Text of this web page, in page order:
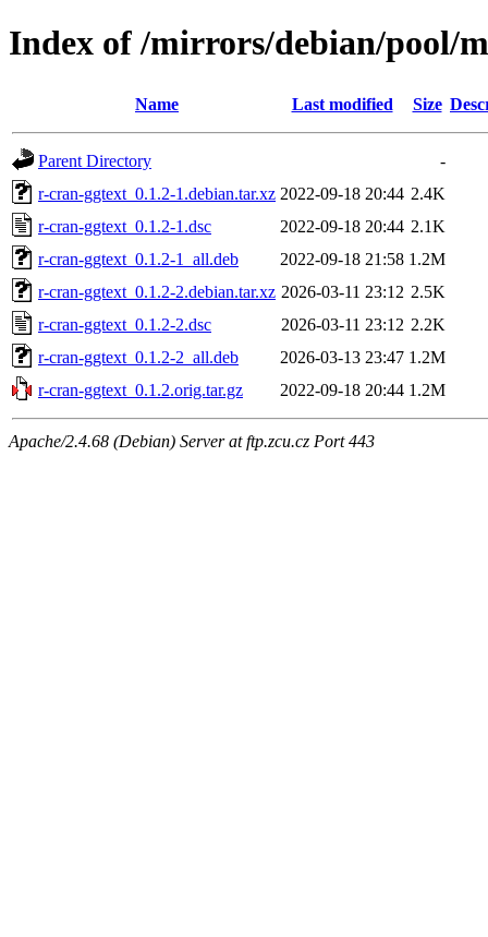
Index of /mirrors/debian/pool/
Name Last modified Size
Parent Directory
-
r-cran-ggtext_0.1.2-1.debian.tar.xz 2022-09-18 20:44 2.4K
r-cran-ggtext_0.1.2-1.dsc
2022-09-18 20:44 2.1K
r-cran-ggtext_0.1.2-1_all.deb
2022-09-18 21:58 1.2M
r-cran-ggtext_0.1.2-2.debian.tar.xz 2026-03-11 23:12 2.5K
r-cran-ggtext_0.1.2-2.dsc
2026-03-11 23:12 2.2K
r-cran-ggtext_0.1.2-2_all.deb
2026-03-13 23:47 1.2M
r-cran-ggtext_0.1.2.orig.tar.gz
2022-09-18 20:44 1.2M
Apache/2.4.68 (Debian) Server at ftp.zcu.cz Port 443